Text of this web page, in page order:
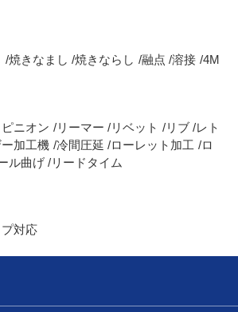
焼きなまし 焼きならし 融点 溶接 4M
ニオン リーマー リベット リブ
レト
加工機 冷間圧延 ローレット加工 ロ
ル曲げ リードタイム
対応